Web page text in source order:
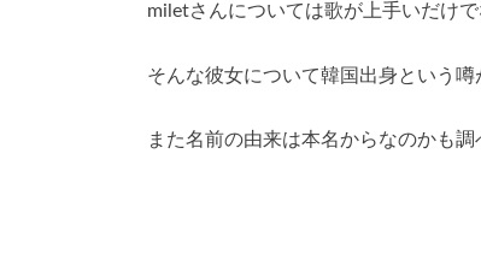
miletさんについては歌が上手いだけ
そんな彼女について韓国出身という
また名前の由来は本名からなのかも